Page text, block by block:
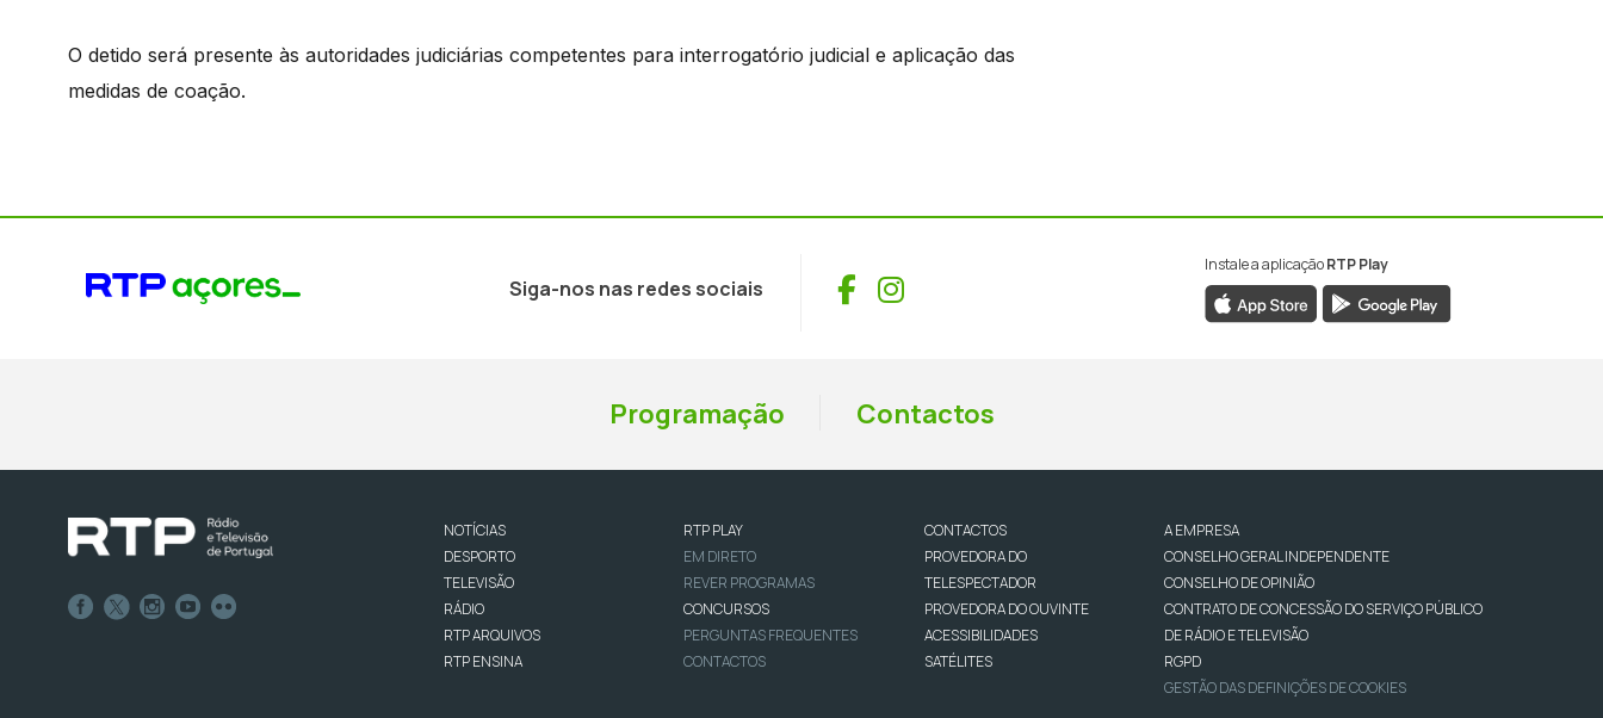
O detido será presente às autoridades judiciárias competentes para interrogatório judicial e aplicação das
medidas de coação.
Siga-nos nas redes sociais Facebook
Instagram
Instale a aplicaçãoRTP Play
Programação Contactos
NOTÍCIAS
DESPORTO
TELEVISÃO
RÁDIO
RTP ARQUIVOS
RTP ENSINA
RTP PLAY
EM DIRETO
REVER PROGRAMAS
CONCURSOS
PERGUNTAS FREQUENTES
CONTACTOS
CONTACTOS
PROVEDORA DO
TELESPECTADOR
PROVEDORA DO OUVINTE
ACESSIBILIDADES
SATÉLITES
A EMPRESA
CONSELHO GERAL INDEPENDENTE
CONSELHO DE OPINIÃO
CONTRATO DE CONCESSÃO DO SERVIÇO PÚBLICO
DE RÁDIO E TELEVISÃO
RGPD
GESTÃO DAS DEFINIÇÕES DE COOKIES